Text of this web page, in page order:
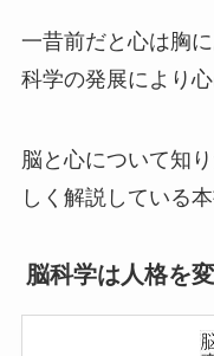
一昔前だと心は胸
科学の発展により
脳と心について知
しく解説している
脳科学は人格を